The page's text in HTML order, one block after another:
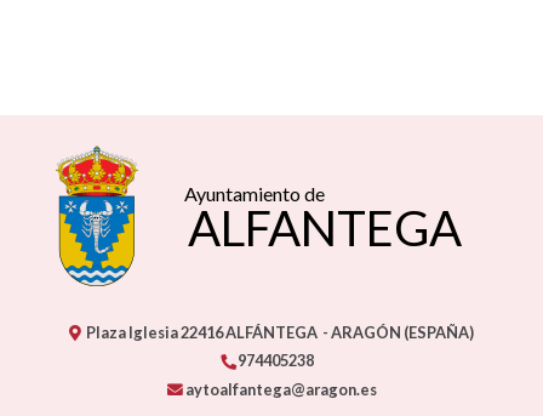
Ayuntamiento de
ALFANTEGA
Plaza Iglesia22416ALFÁNTEGA - ARAGÓN (ESPAÑA)
974405238
aytoalfantega@aragon.es